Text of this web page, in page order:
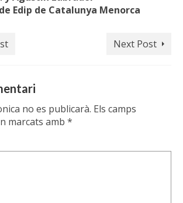
Edip de Catalunya Menorca
Next Post
no es publicarà. Els camps
marcats amb *